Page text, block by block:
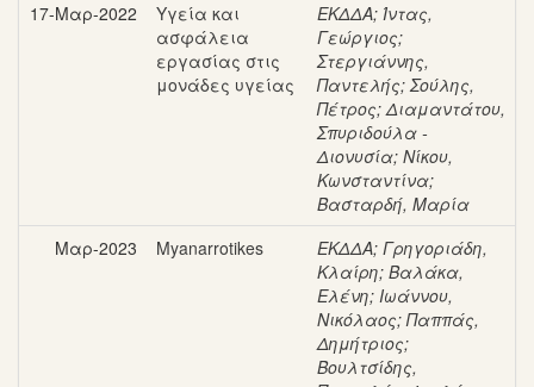
17-Μαρ-2022
Υγεία και
ασφάλεια
εργασίας στις
μονάδες υγείας
ΕΚΔΔΑ; Ίντας,
Γεώργιος;
Στεργιάννης,
Παντελής;Σούλης,
Πέτρος;Διαμαντάτου,
Σπυριδούλα -
Διονυσία; Νίκου,
Κωνσταντίνα;
Βασταρδή, Μαρία
Μαρ-2023
Myanarrotikes ΕΚΔΔΑ; Γρηγοριάδη,
Κλαίρη; Βαλάκα,
Ελένη; Ιωάννου,
Νικόλαος;Παππάς,
Δημήτριος;
Βουλτσίδης,